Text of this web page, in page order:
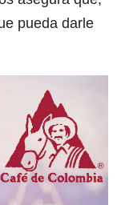
pueda darle